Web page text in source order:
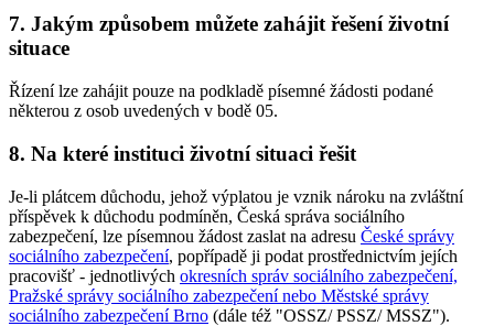
7. Jakým způsobem můžete zahájit řešení životní
situace
Řízení lze zahájit pouze na podkladě písemné žádosti podané
některou z osob uvedených v bodě 05.
8. Na které instituci životní situaci řešit
Je-li plátcem důchodu, jehož výplatou je vznik nároku na zvláštní
příspěvek k důchodu podmíněn, Česká správa sociálního
zabezpečení, lze písemnou žádost zaslat na adresu České správy
sociálního zabezpečení, popřípadě ji podat prostřednictvím jejích
pracovišť - jednotlivých okresních správ sociálního zabezpečení,
Pražské správy sociálního zabezpečení nebo Městské správy
sociálního zabezpečení Brno (dále též "OSSZ/ PSSZ/ MSSZ").